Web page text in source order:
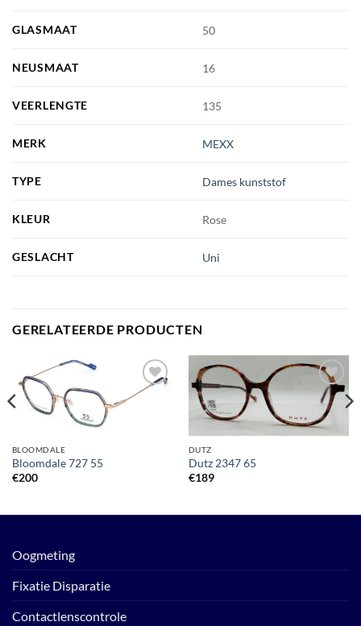
GLASMAAT 50
NEUSMAAT 16
VEERLENGTE 135
MERK MEXX
TYPE Dames kunststof
KLEUR Rose
GESLACHT Uni
GERELATEERDE PRODUCTEN
Toevoegen
BLOOMDALE
Bloomdale 727 55
€200
Toevoegen
aan
verlanglijst
DUTZ
Dutz 2347 65
€189
Oogmeting
Fixatie Disparatie
Contactlenscontrole